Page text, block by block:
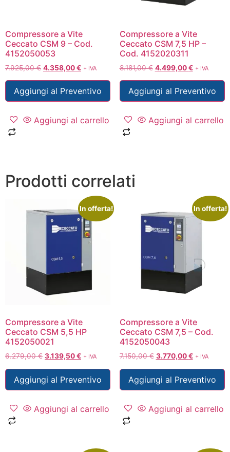
Compressore a Vite
Ceccato CSM 9 – Cod.
4152050053
7.925,00€ 4.358,00€ + IVA
Aggiungi al Preventivo
Aggiungi al carrello
Compressore a Vite
Ceccato CSM 7,5 HP –
Cod. 4152020311
8.181,00€ 4.499,00€ + IVA
Aggiungi al Preventivo
Aggiungi al carrello
Prodotti correlati
In offerta!
Compressore a Vite
Ceccato CSM 5,5 HP
4152050021
6.279,00€ 3.139,50€ + IVA
Aggiungi al Preventivo
Aggiungi al carrello
In offerta!
Compressore a Vite
Ceccato CSM 7,5 – Cod.
4152050043
7.150,00€ 3.770,00€ + IVA
Aggiungi al Preventivo
Aggiungi al carrello